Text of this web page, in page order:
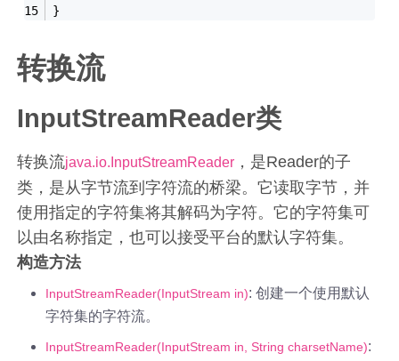
}
转换流
InputStreamReader类
转换流java.io.InputStreamReader ，是Reader的子
类，是从字节流到字符流的桥梁。它读取字节，并
使用指定的字符集将其解码为字符。它的字符集可
以由名称指定，也可以接受平台的默认字符集。
构造方法
InputStreamReader(InputStream in): 创建一个使用默认
字符集的字符流。
InputStreamReader(InputStream in, String charsetName):